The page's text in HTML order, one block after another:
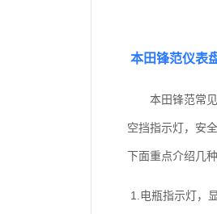
本田锋范仪表
本田锋范常
空挡指示灯，安
下面重点介绍几种
1.电瓶指示灯，